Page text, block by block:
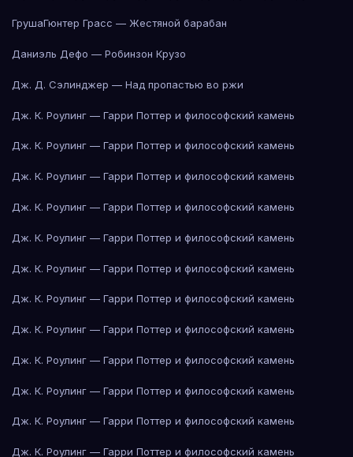
ГрушаГюнтер Грасс — Жестяной барабан
Даниэль Дефо — Робинзон Крузо
Дж. Д. Сэлинджер — Над пропастью во ржи
Дж. К. Роулинг — Гарри Поттер и философский камень
Дж. К. Роулинг — Гарри Поттер и философский камень
Дж. К. Роулинг — Гарри Поттер и философский камень
Дж. К. Роулинг — Гарри Поттер и философский камень
Дж. К. Роулинг — Гарри Поттер и философский камень
Дж. К. Роулинг — Гарри Поттер и философский камень
Дж. К. Роулинг — Гарри Поттер и философский камень
Дж. К. Роулинг — Гарри Поттер и философский камень
Дж. К. Роулинг — Гарри Поттер и философский камень
Дж. К. Роулинг — Гарри Поттер и философский камень
Дж. К. Роулинг — Гарри Поттер и философский камень
Дж. К. Роулинг — Гарри Поттер и философский камень